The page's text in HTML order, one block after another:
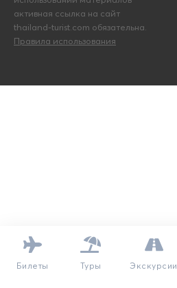
активная ссылка на сайт
thailand-turist.com обязательна.
Правила использования
Билеты Туры Экскурсии